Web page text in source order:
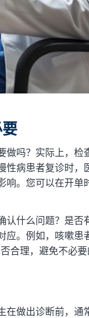
做吗？实际上，检
性病患者复诊时，
响。您可以在开单
认什么问题？是否
应。例如，咳嗽患
合理，避免不必要
在做出诊断前，通